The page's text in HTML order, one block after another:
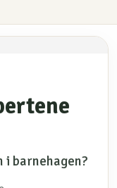
i barnehagen?